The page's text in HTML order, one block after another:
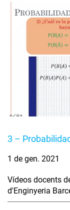
3 –
1 de gen. 2021
Vídeos docents
d'Enginyeria